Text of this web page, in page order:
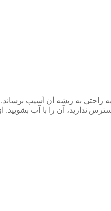
راحتی به ریشه آن آسیب برساند.
ندارید، آن را با آب بشویید.